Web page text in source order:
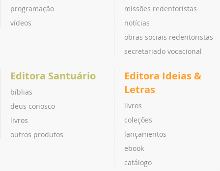
programação
vídeos
missões redentoristas
notícias
obras sociais redentoristas
secretariado vocacional
Editora Santuário
bíblias
deus conosco
livros
outros produtos
Editora Ideias &
Letras
livros
coleções
lançamentos
ebook
catálogo